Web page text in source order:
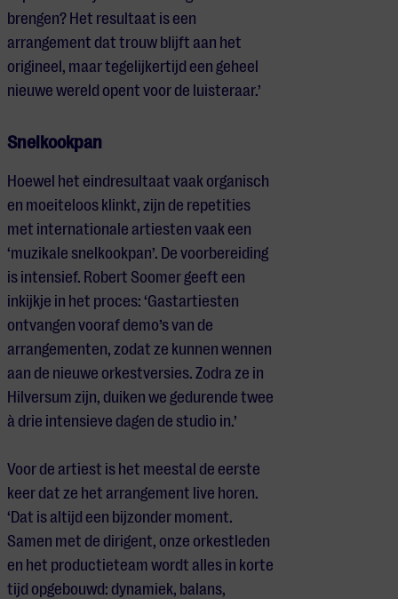
brengen? Het resultaat is een
arrangement dat trouw blijft aan het
origineel, maar tegelijkertijd een geheel
nieuwe wereld opent voor de luisteraar.’
Snelkookpan
Hoewel het eindresultaat vaak organisch
en moeiteloos klinkt, zijn de repetities
met internationale artiesten vaak een
‘muzikale snelkookpan’. De voorbereiding
is intensief. Robert Soomer geeft een
inkijkje in het proces: ‘Gastartiesten
ontvangen vooraf demo’s van de
arrangementen, zodat ze kunnen wennen
aan de nieuwe orkestversies. Zodra ze in
Hilversum zijn, duiken we gedurende twee
à drie intensieve dagen de studio in.’
Voor de artiest is het meestal de eerste
keer dat ze het arrangement live horen.
‘Dat is altijd een bijzonder moment.
Samen met de dirigent, onze orkestleden
en het productieteam wordt alles in korte
tijd opgebouwd: dynamiek, balans,